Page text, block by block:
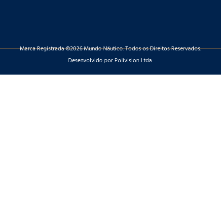
Marca Registrada ©2026 Mundo Náutico. Todos os Direitos Reservados.
Desenvolvido por Polivision Ltda.